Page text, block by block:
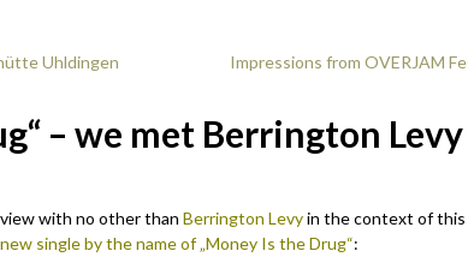
Uhldingen Impressions from OVERJAM
– we met Berrington Levy
with no other than Berrington Levyin the context of this
new single by the name of „Money Is the Drug“: